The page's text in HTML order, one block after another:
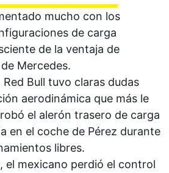
mucho con los
de carga
de la ventaja de
Mercedes.
Red Bull tuvo claras dudas
aerodinámica que más le
el alerón trasero de carga
en el coche de Pérez durante
libres.
el mexicano perdió el control